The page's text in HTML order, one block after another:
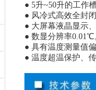
● 5升~50升的工作
● 风冷式高效全封
● 大屏幕液晶显示
● 数显分辨率0.01℃
● 具有温度测量值
● 温度超温保护、